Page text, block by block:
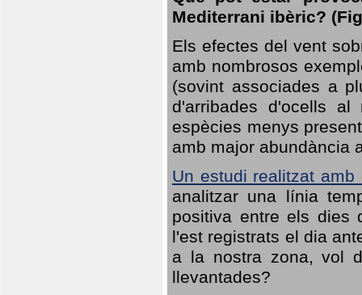
Mediterrani ibèric?
Els efectes del vent
amb nombrosos
(sovint associades a
d'arribades d'ocells
espècies menys
amb major abundància
Un estudi realitzat amb
analitzar una línia
positiva entre els dies
l'est registrats el dia
a la nostra zona, vol
llevantades?